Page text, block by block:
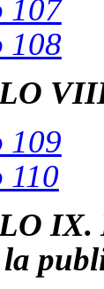
107
108
109
IX.